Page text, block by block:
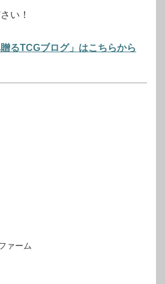
い！
るTCGブログ」はこちらから
ァーム